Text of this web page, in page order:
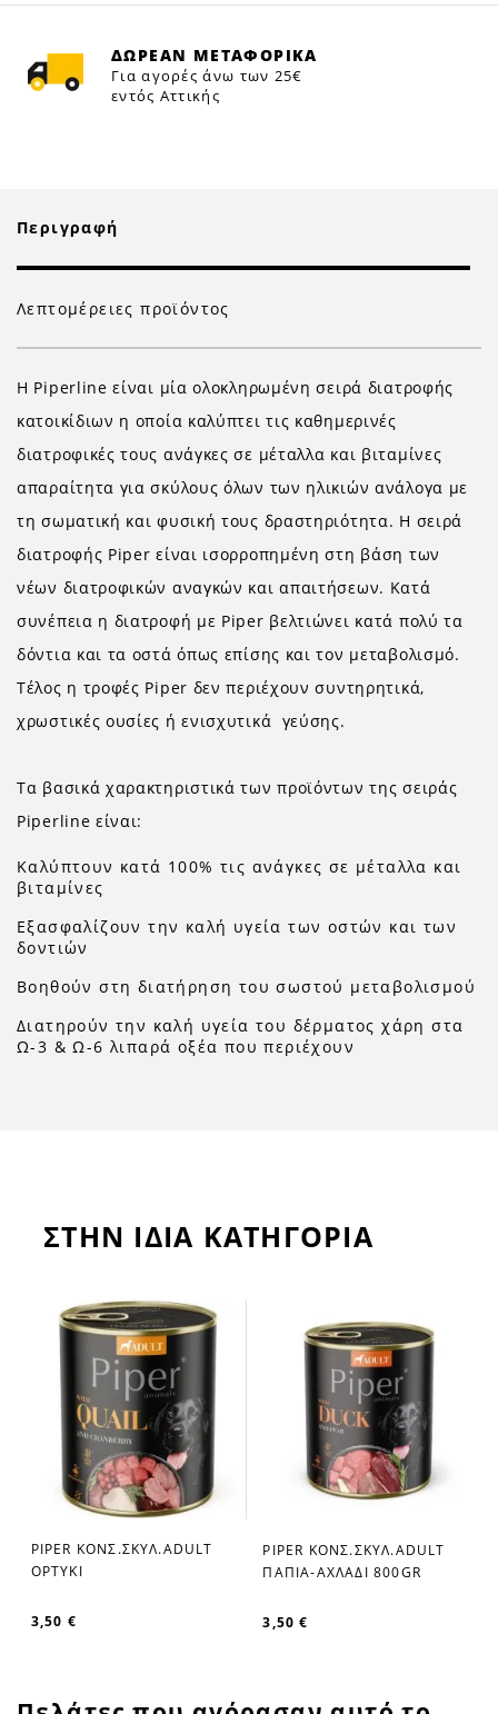
ΔΩΡΕΑΝ ΜΕΤΑΦΟΡΙΚΑ
Για αγορές άνω των 25€
εντός Αττικής
Περιγραφή
Λεπτομέρειες προϊόντος
Η Piperline είναι μία ολοκληρωμένη σειρά διατροφής
κατοικίδιων η οποία καλύπτει τις καθημερινές
διατροφικές τους ανάγκες σε μέταλλα και βιταμίνες
απαραίτητα για σκύλους όλων των ηλικιών ανάλογα με
τη σωματική και φυσική τους δραστηριότητα. Η σειρά
διατροφής Piper είναι ισορροπημένη στη βάση των
νέων διατροφικών αναγκών και απαιτήσεων. Κατά
συνέπεια η διατροφή με Piper βελτιώνει κατά πολύ τα
δόντια και τα οστά όπως επίσης και τον μεταβολισμό.
Τέλος η τροφές Piper δεν περιέχουν συντηρητικά,
χρωστικές ουσίες ή ενισχυτικά γεύσης.
Τα βασικά χαρακτηριστικά των προϊόντων της σειράς
Piperline είναι:
Καλύπτουν κατά 100% τις ανάγκες σε μέταλλα και
βιταμίνες
Εξασφαλίζουν την καλή υγεία των οστών και των
δοντιών
Βοηθούν στη διατήρηση του σωστού μεταβολισμού
Διατηρούν την καλή υγεία του δέρματος χάρη στα
Ω-3 & Ω-6 λιπαρά οξέα που περιέχουν
ΣΤΗΝ ΙΔΙΑ ΚΑΤΗΓΟΡΙΑ
favorite_border
PIPER ΚΟΝΣ.ΣΚΥΛ.ADULT
ΟΡΤΥΚΙ
3,50 €
favorite_border
PIPER ΚΟΝΣ.ΣΚΥΛ.ADULT
ΠΑΠΙΑ-ΑΧΛΑΔΙ 800GR
3,50 €